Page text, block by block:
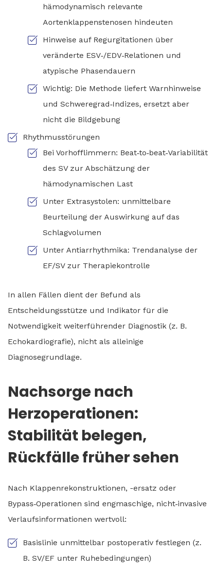
hämodynamisch relevante
Aortenklappenstenosen hindeuten
Hinweise auf Regurgitationen über
veränderte ESV‑/EDV‑Relationen und
atypische Phasendauern
Wichtig: Die Methode liefert Warnhinweise
und Schweregrad‑Indizes, ersetzt aber
nicht die Bildgebung
Rhythmusstörungen
Bei Vorhofflimmern: Beat‑to‑beat‑Variabilität
des SV zur Abschätzung der
hämodynamischen Last
Unter Extrasystolen: unmittelbare
Beurteilung der Auswirkung auf das
Schlagvolumen
Unter Antiarrhythmika: Trendanalyse der
EF/SV zur Therapiekontrolle
In allen Fällen dient der Befund als
Entscheidungsstütze und Indikator für die
Notwendigkeit weiterführender Diagnostik (z. B.
Echokardiografie), nicht als alleinige
Diagnosegrundlage.
Nachsorge nach
Herzoperationen:
Stabilität belegen,
Rückfälle früher sehen
Nach Klappenrekonstruktionen, -ersatz oder
Bypass‑Operationen sind engmaschige, nicht‑invasive
Verlaufsinformationen wertvoll:
Basislinie unmittelbar postoperativ festlegen (z.
B. SV/EF unter Ruhebedingungen)